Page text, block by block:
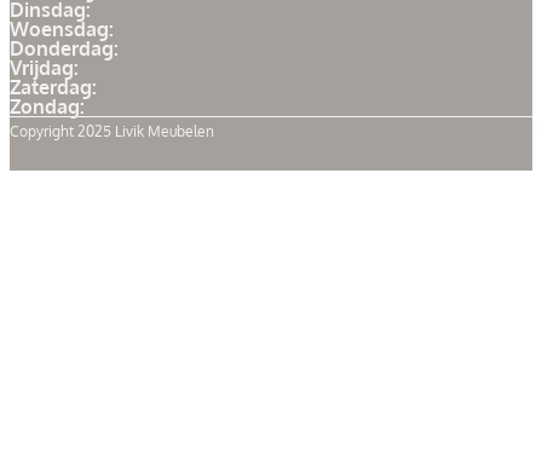
Dinsdag:
Woensdag:
Donderdag:
Vrijdag:
Zaterdag:
Zondag:
Copyright 2025 Livik Meubelen